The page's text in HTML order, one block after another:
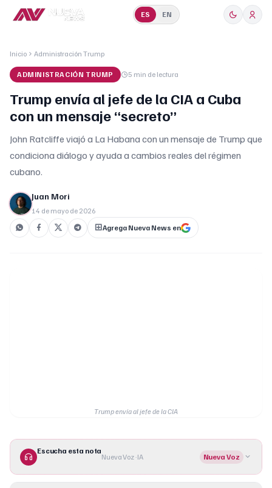
ES EN
Inicio Administración Trump
ADMINISTRACIÓN TRUMP 5 min de lectura
Trump envía al jefe de la CIA a Cuba
con un mensaje “secreto”
John Ratcliffe viajó a La Habana con un mensaje de Trump que
condiciona diálogo y ayuda a cambios reales del régimen
cubano.
Juan Mori
14 de mayo de 2026
Agrega Nueva News en
Trump envía al jefe de la CIA
Escucha esta nota
Nueva Voz · IA Nueva Voz